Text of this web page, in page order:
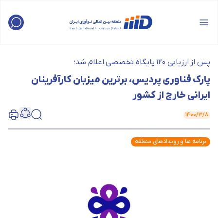
پس از ارزیابی 120 پایگاه تخصصی اعلام شد؛
پارک فناوری پردیس، برترین میزبان کارآفرینان
ایرانی خارج از کشور
۱۴۰۰/۳/۸
برنامه ها و رویدادهای منطقه